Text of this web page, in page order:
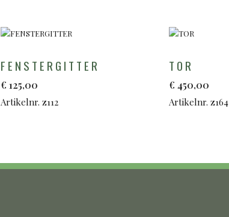
FENSTERGITTER
€ 125,00
Artikelnr. z112
TOR
€ 450,00
Artikelnr. z164